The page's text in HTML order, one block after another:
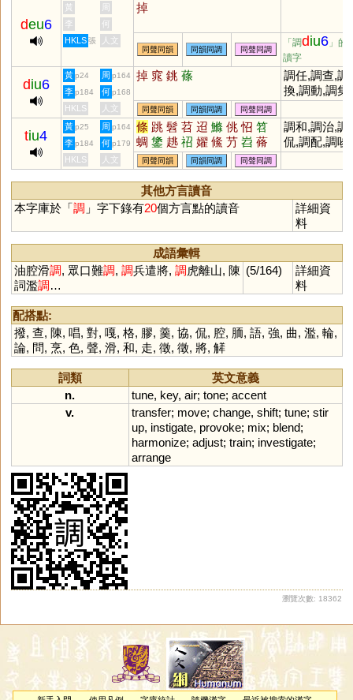
deu6
黃 周 掉
李
何
HKLS 張 人文
同聲同韻 同韻同調 同聲同調
「調diu6 」的
讀字
diu6
黃 p24 周 p164 掉 窕 銚 蓧
調任,調查,調
換,調動,調集,
調號,調撥,調
職,調兵遣將,
虎離山,曲調,
調,格調,腔調
李 p184 何 p168
HKLS 人文 同聲同韻 同韻同調 同聲同調
tiu4
黃 p25 周 p164 條 跳 髫 苕 迢 鰷 佻 怊 笤
蜩 鎥 趒 祒 嬥 鯈 芀 岧 蓨
鞗 齠
調和,調治,調
侃,調配,調唆,
調理,調解,調
教,調停,調節,
調馴,調劑,調
整,調戲,調脂
粉,調嘴學舌,
調,風調雨順
李 p184 何 p179
HKLS 人文 同聲同韻 同韻同調 同聲同調
其他方言讀音
本字庫於「調 」字下錄有20個方言點的讀音
詳細資
料
成語彙輯
油腔滑調, 眾口難調, 調兵遣將, 調虎離山, 陳
詞濫調…
(5/164)
詳細資
料
配搭點:
撥, 查, 陳, 唱, 對, 嘎, 格, 膠, 羹, 協, 侃, 腔, 胹, 語, 強, 曲, 濫, 輪,
論, 問, 烹, 色, 聲, 滑, 和, 走, 徵, 徵, 將, 觲
詞類
英文意義
n.
tune, key, air; tone; accent
v.
transfer; move; change, shift; tune; stir
up, instigate, provoke; mix; blend;
harmonize; adjust; train; investigate;
arrange
瀏覽次數: 18362